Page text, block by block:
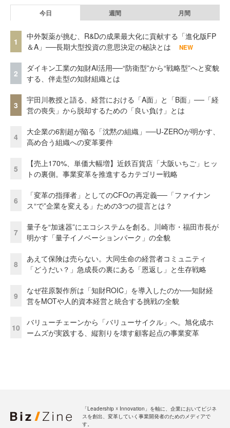
今日 週間 月間
1
中外製薬が挑む、R&Dの成果最大化に貢献する「進化版FP
＆A」──長期大型投資の意思決定の秘訣とは
NEW
2
ダイキン工業の知財AI活用──“防衛型”から“戦略型”へと変貌
する、伴走型の知財組織とは
3
宇田川教授と語る、経営における「A面」と「B面」──「経
営の喪失」から脱却するための「良い負け」とは
4
大企業の6割超が陥る「沈黙の組織」──U-ZEROが明かす、
高め合う組織への変革要件
5
【売上170%、単価大幅増】近鉄百貨店「大阪いちご」ヒッ
トの裏側。事業変革を推進するカテゴリー戦略
6
「変革の指揮者」としてのCFOの再定義──「ファイナン
ス“で”企業を変える」ための3つの提言とは？
7
量子を“加速器”にエコシステムを創る。川崎市・福田市長が
明かす「量子イノベーションパーク」の全貌
8
あえて保険は売らない。大同生命の経営者コミュニティ
「どうだい？」急成長の裏にある「恩返し」と生存戦略
9
なぜ荏原製作所は「知財ROIC」を導入したのか──知財経
営をMOTや人的資本経営と統合する挑戦の全貌
10
バリューチェーンから「バリューサイクル」へ。旭化成ホ
ームズが実践する、縦割りを壊す顧客起点の事業変革
「Leadership ☓ Innovation」を軸に、企業においてビジネ
スを創出、変革していく事業開発者のためのメディアで
す。